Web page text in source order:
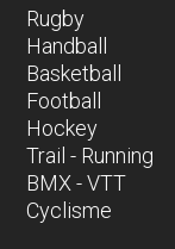
Rugby
Handball
Basketball
Football
Hockey
Trail - Running
BMX - VTT
Cyclisme